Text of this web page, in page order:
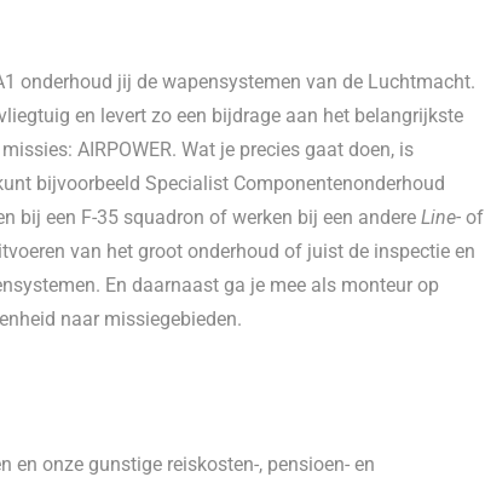
onderhoud jij de wapensystemen van de Luchtmacht.
en levert zo een bijdrage aan het belangrijkste
AIRPOWER. Wat je precies gaat doen, is
bijvoorbeeld Specialist Componentenonderhoud
bij een F-35 squadron of werken bij een andere Line- of
van het groot onderhoud of juist de inspectie en
En daarnaast ga je mee als monteur op
naar missiegebieden.
onze gunstige reiskosten-, pensioen- en